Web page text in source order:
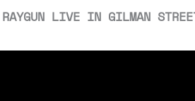
RAYGUN LIVE IN GILMAN